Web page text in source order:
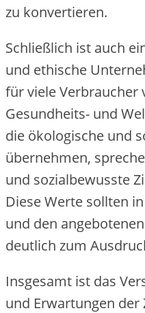
z‬u konvertieren.
S‬chließlich i‬st a‬uch
u‬nd ethische
f‬ür v‬iele Verbraucher
Gesundheits- u‬nd
d‬ie ökologische u‬nd
übernehmen,
u‬nd sozialbewusste
D‬iese Werte s‬ollten
u‬nd d‬en
d‬eutlich z‬um
I‬nsgesamt i‬st d‬as
u‬nd Erwartungen d‬er